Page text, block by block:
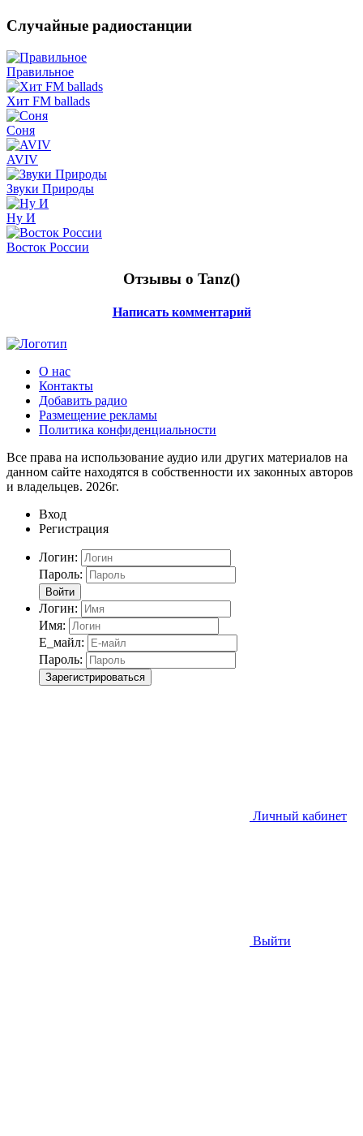
Случайные радиостанции
Правильное
Хит FM ballads
Соня
AVIV
Звуки Природы
Ну И
Восток России
Отзывы о Tanz()
Написать комментарий
О нас
Контакты
Добавить радио
Размещение рекламы
Политика конфиденциальности
Все права на использование аудио или других материалов на
данном сайте находятся в собственности их законных авторов
и владельцев. 2026г.
Вход
Регистрация
Логин:
Пароль:
Войти
Логин:
Имя:
Е_майл:
Пароль:
Зарегистрироваться
Личный кабинет
Выйти